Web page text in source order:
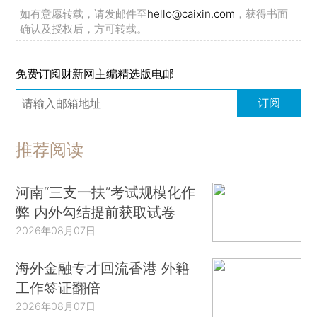
如有意愿转载，请发邮件至hello@caixin.com ，获得书面
确认及授权后，方可转载。
免费订阅财新网主编精选版电邮
订阅
推荐阅读
河南“三支一扶”考试规模化作
弊 内外勾结提前获取试卷
2026年08月07日
海外金融专才回流香港 外籍
工作签证翻倍
2026年08月07日